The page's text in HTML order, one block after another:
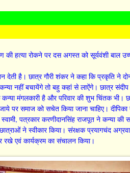
हत्या रोकने पर दस अगस्त को सूर्यवंशी बाल उच्च
देती है। छात्र गौरी शंकर ने कहा कि प्रकृति ने
नहीं बचायेंगे तो बहु कहां से लाऐंगे। छात्र
मंगलकारी है और परिवार की शुभ चिंतक
पर समाज को सचेत किया जाना चाहिए।
पत्रकार करणीदानसिंह राजपूत ने कन्या
ने स्वीकार किया। संरक्षक प्रयागचंद
रखे एवं कार्यक्रम का संचालन किया।